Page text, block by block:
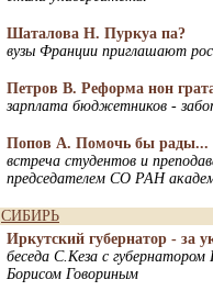
Шаталова Н. Пуркуа па?
вузы Франции приглашают
Петров В. Реформа нон
зарплата бюджетников -
Попов А. Помочь бы рады...
встреча студентов и
председателем СО РАН
СИБИРЬ
Иркутский губернатор - за
беседа С.Кеза с
Борисом Говориным